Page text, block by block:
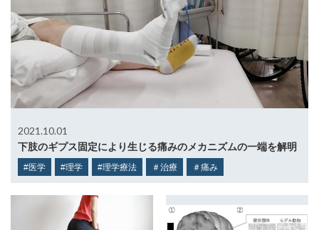
2021.10.01
下肢のギプス固定により生じる痛みのメカニズムの一端を解明
#医学 #理学 #理学療法 ＃治療 ＃痛み